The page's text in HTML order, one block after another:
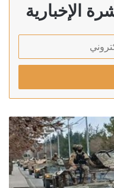
الإخبارية